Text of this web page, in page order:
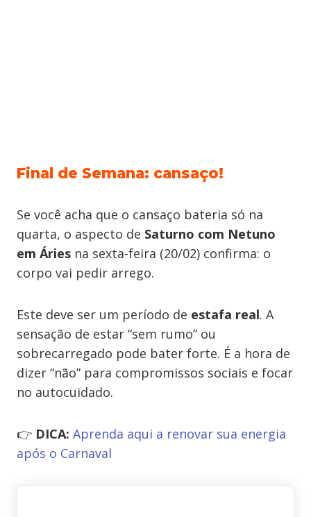
Final de Semana: cansaço!
Se você acha que o cansaço bateria só na
quarta, o aspecto de Saturno com Netuno
em Áries na sexta-feira (20/02) confirma: o
corpo vai pedir arrego.
Este deve ser um período de estafa real. A
sensação de estar “sem rumo” ou
sobrecarregado pode bater forte. É a hora de
dizer “não” para compromissos sociais e focar
no autocuidado.
👉 DICA: Aprenda aqui a renovar sua energia
após o Carnaval